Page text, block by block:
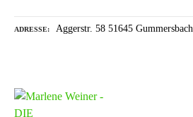
ADRESSE Aggerstr. 58 51645 Gummersbach